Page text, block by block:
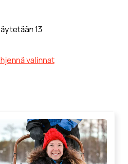
13
valinnat